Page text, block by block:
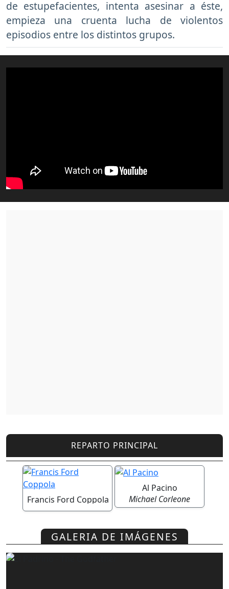
de estupefacientes, intenta asesinar a éste,
empieza una cruenta lucha de violentos
episodios entre los distintos grupos.
REPARTO PRINCIPAL
Francis Ford Coppola
Al Pacino
Michael Corleone
GALERIA DE IMÁGENES